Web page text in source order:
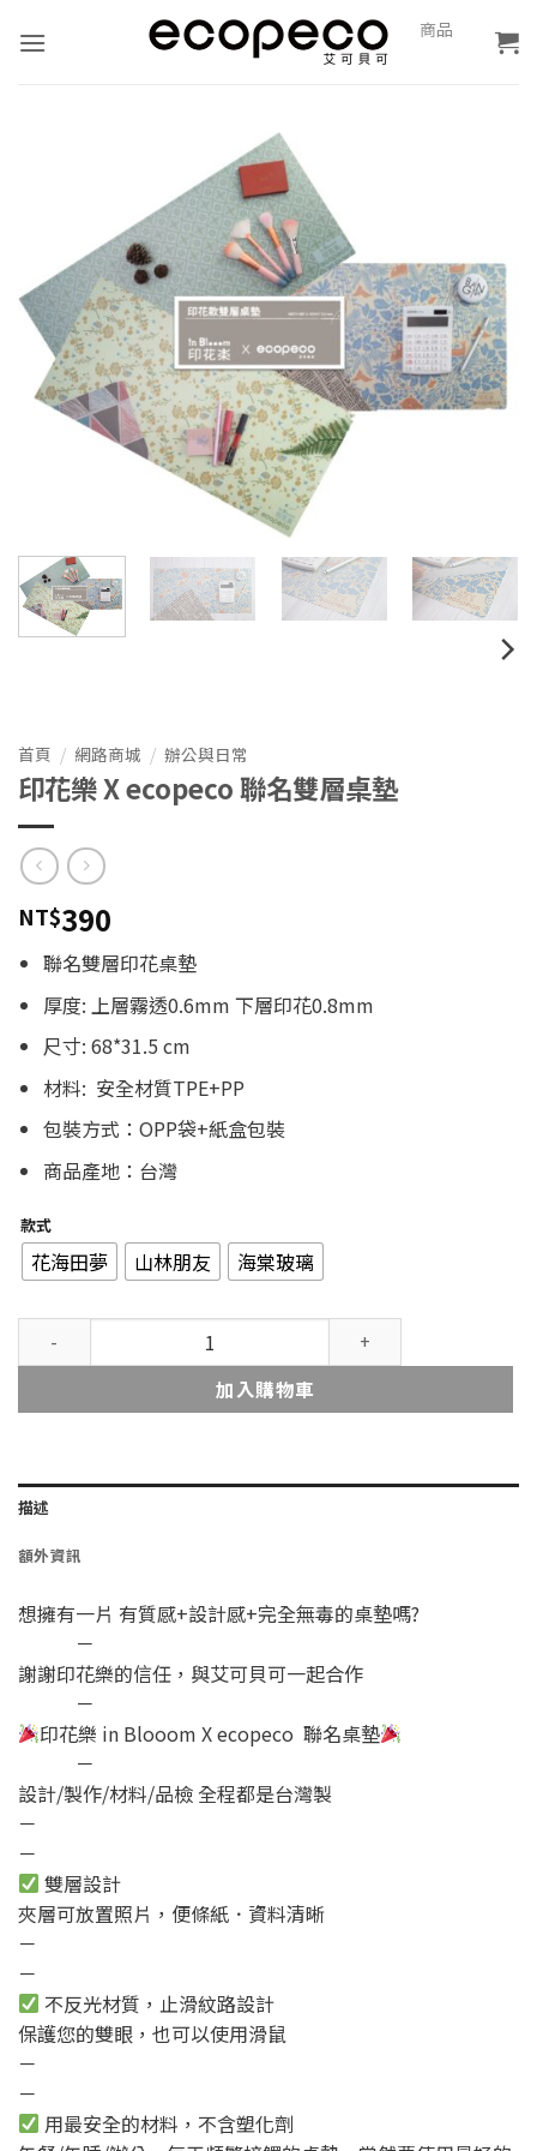
商品
首頁 / 網路商城 / 辦公與日常
印花樂 X ecopeco 聯名雙層桌墊
NT$390
聯名雙層印花桌墊
厚度: 上層霧透0.6mm 下層印花0.8mm
尺寸: 68*31.5 cm
材料: 安全材質TPE+PP
包裝方式：OPP袋+紙盒包裝
商品產地：台灣
款式
花海田夢 山林朋友 海棠玻璃
印花樂 X ecopeco 聯名雙層桌墊 數量
加入購物車
描述
額外資訊
想擁有一片 有質感+設計感+完全無毒的桌墊嗎?
－
謝謝印花樂的信任，與艾可貝可一起合作
－
印花樂 in Blooom X ecopeco 聯名桌墊
－
設計/製作/材料/品檢 全程都是台灣製
－
－
雙層設計
夾層可放置照片，便條紙．資料清晰
－
－
不反光材質，止滑紋路設計
保護您的雙眼，也可以使用滑鼠
－
－
用最安全的材料，不含塑化劑